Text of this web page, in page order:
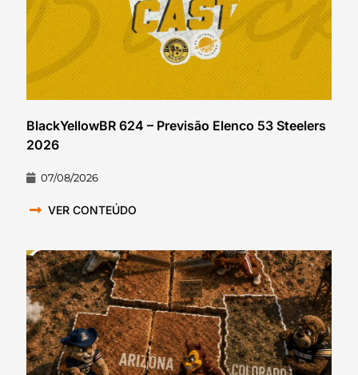
BlackYellowBR 624 – Previsão Elenco 53 Steelers
2026
07/08/2026
VER CONTEÚDO